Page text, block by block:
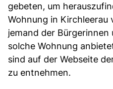
gebeten, um
Wohnung in Kirchleerau
jemand der Bürgerinnen
solche Wohnung
sind auf der Webseite
zu entnehmen.